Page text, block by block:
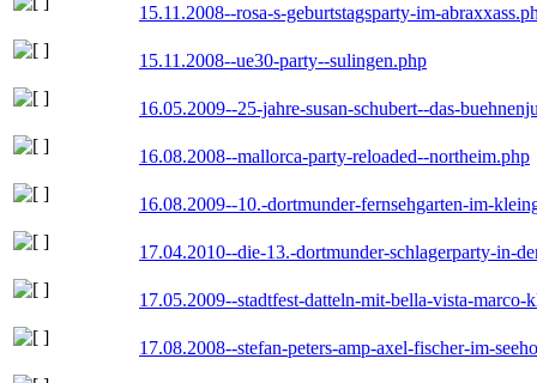
15.11.2008--rosa-s-geburtstagsparty-im-
15.11.2008--ue30-party--sulingen.php
16.05.2009--25-jahre-susan-schubert--das-
16.08.2008--mallorca-party-reloaded--northeim.php
16.08.2009--10.-dortmunder-fernsehgarten-im-
17.04.2010--die-13.-dortmunder-schlagerparty-in-
17.05.2009--stadtfest-datteln-mit-bella-vista-marco-
17.08.2008--stefan-peters-amp-axel-fischer-im-